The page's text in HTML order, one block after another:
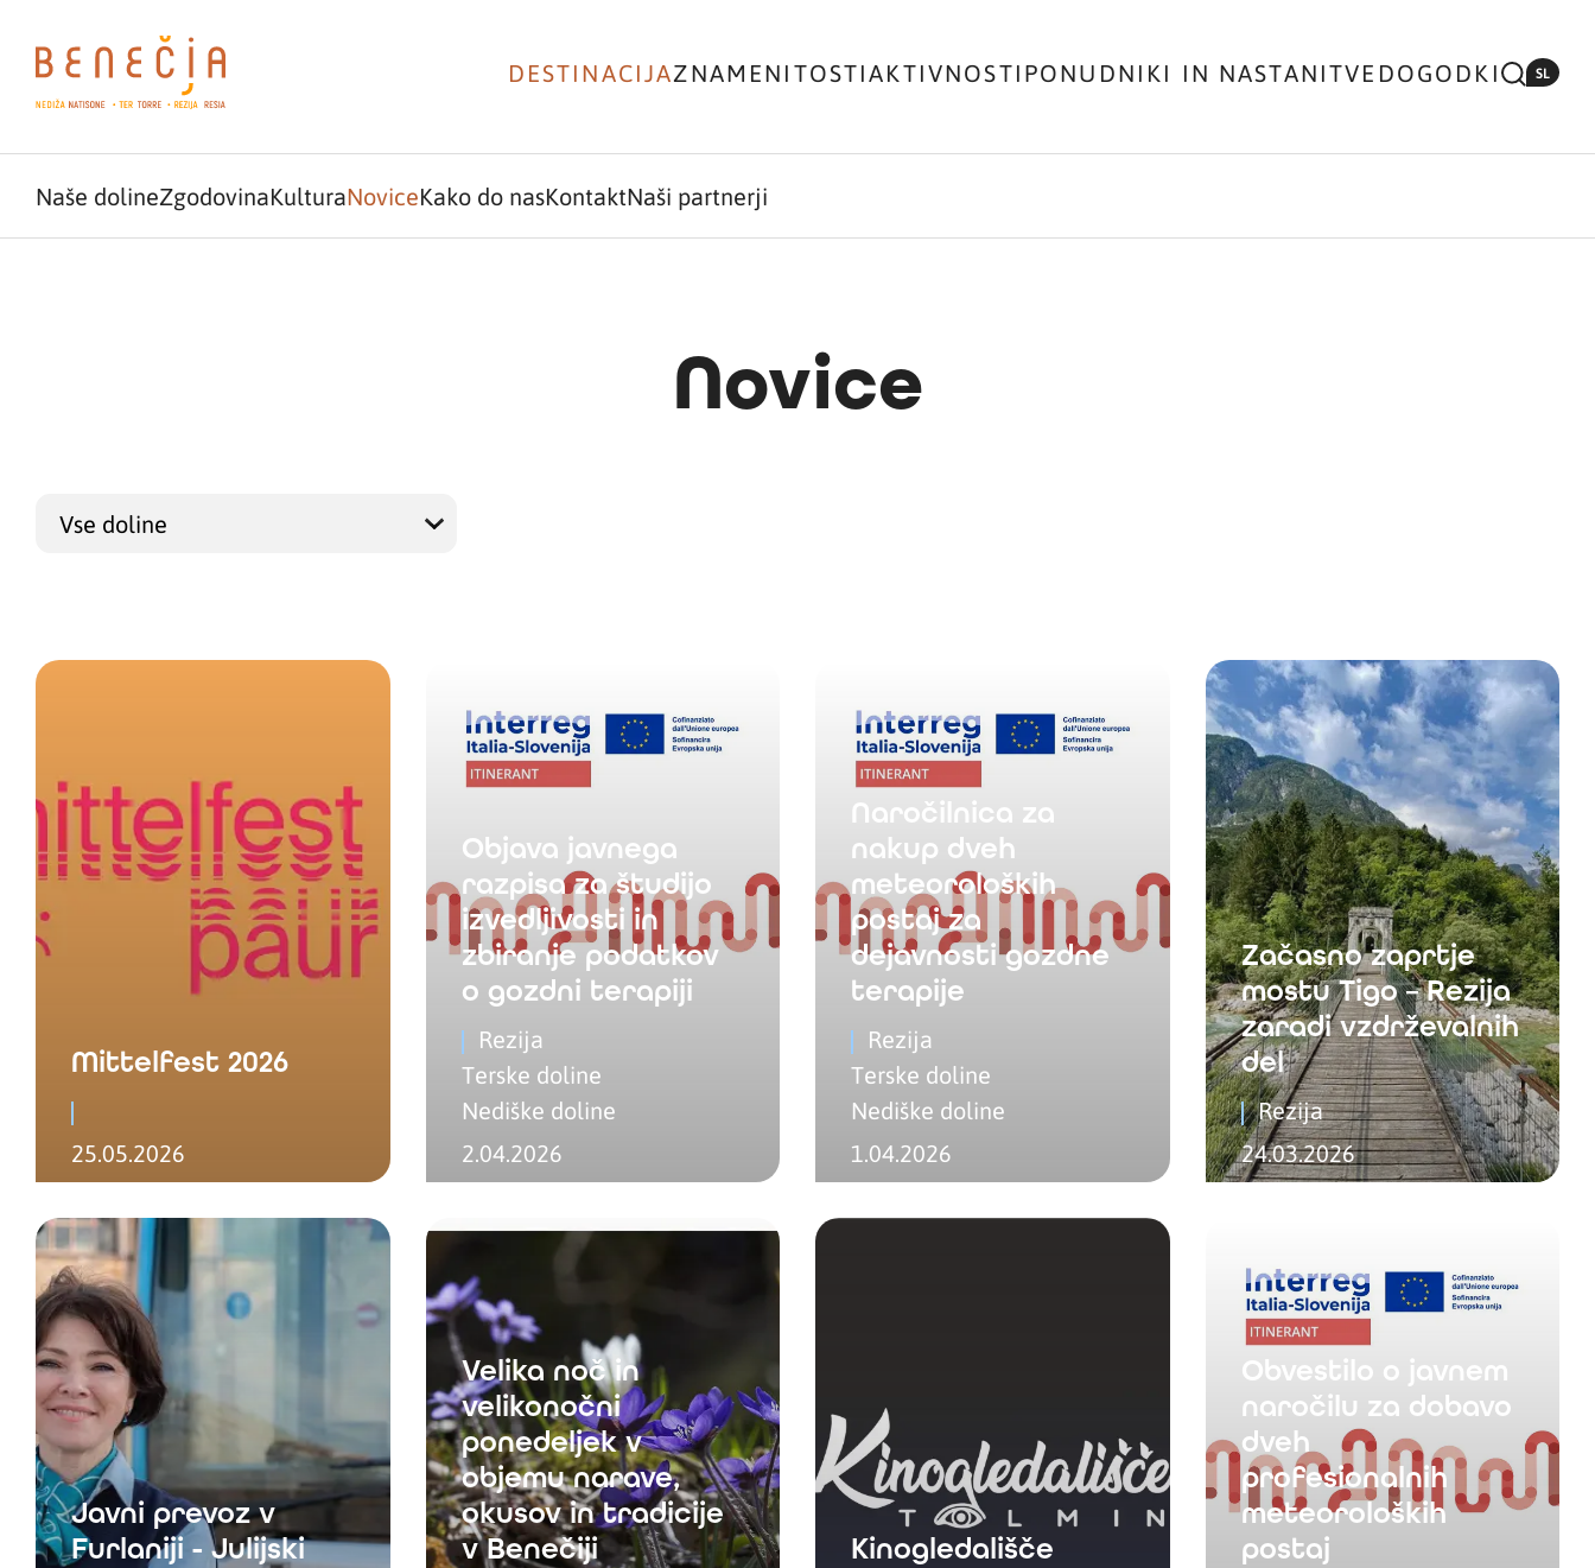
DESTINACIJAZNAMENITOSTIAKTIVNOSTIPONUDNIKI IN NASTANITVE DOGODKI SL
Naše dolineZgodovinaKulturaNoviceKako do nasKontaktNaši partnerji
Novice
Mittelfest 2026
25.05.2026
Objava javnega
razpisa za študijo
izvedljivosti in
zbiranje podatkov
o gozdni terapiji
Rezija
Terske doline
Nediške doline
2.04.2026
Naročilnica za
nakup dveh
meteoroloških
postaj za
dejavnosti gozdne
terapije
Rezija
Terske doline
Nediške doline
1.04.2026
Začasno zaprtje
mostu Tigo – Rezija
zaradi vzdrževalnih
del
Rezija
24.03.2026
Javni prevoz v
Furlaniji - Julijski
Velika noč in
velikonočni
ponedeljek v
objemu narave,
okusov in tradicije
v Benečiji
Kinogledališče
Obvestilo o javnem
naročilu za dobavo
dveh
profesionalnih
meteoroloških
postaj